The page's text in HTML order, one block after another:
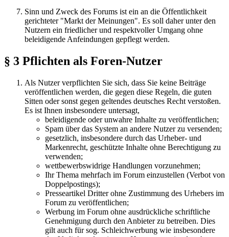
Sinn und Zweck des Forums ist ein an die Öffentlichkeit
gerichteter "Markt der Meinungen". Es soll daher unter den
Nutzern ein friedlicher und respektvoller Umgang ohne
beleidigende Anfeindungen gepflegt werden.
§ 3 Pflichten als Foren-Nutzer
Als Nutzer verpflichten Sie sich, dass Sie keine Beiträge
veröffentlichen werden, die gegen diese Regeln, die guten
Sitten oder sonst gegen geltendes deutsches Recht verstoßen.
Es ist Ihnen insbesondere untersagt,
beleidigende oder unwahre Inhalte zu veröffentlichen;
Spam über das System an andere Nutzer zu versenden;
gesetzlich, insbesondere durch das Urheber- und
Markenrecht, geschützte Inhalte ohne Berechtigung zu
verwenden;
wettbewerbswidrige Handlungen vorzunehmen;
Ihr Thema mehrfach im Forum einzustellen (Verbot von
Doppelpostings);
Presseartikel Dritter ohne Zustimmung des Urhebers im
Forum zu veröffentlichen;
Werbung im Forum ohne ausdrückliche schriftliche
Genehmigung durch den Anbieter zu betreiben. Dies
gilt auch für sog. Schleichwerbung wie insbesondere